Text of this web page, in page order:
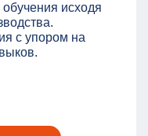
исходя
с упором на